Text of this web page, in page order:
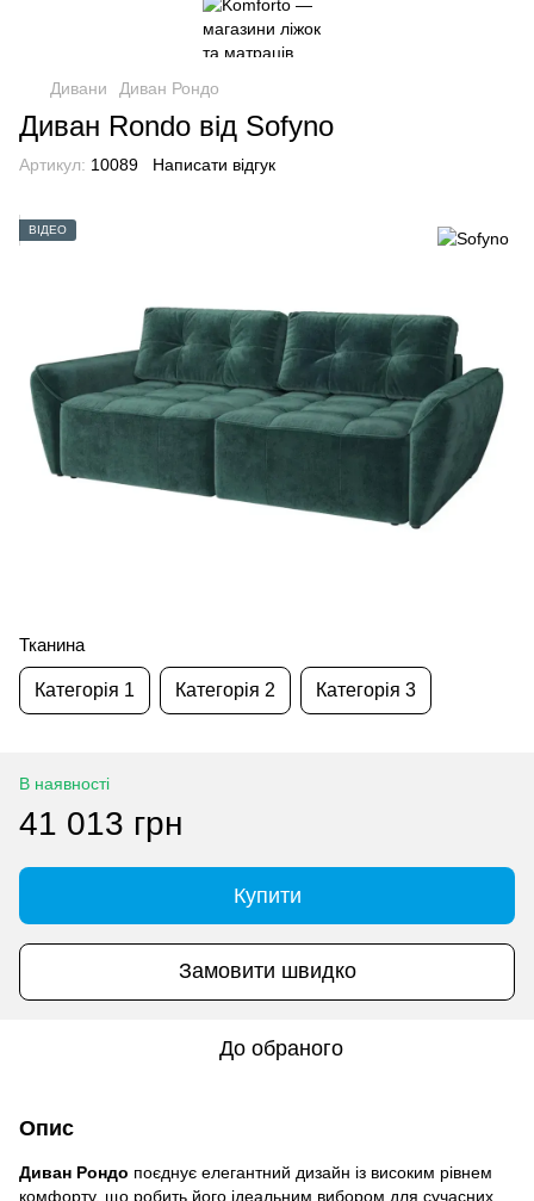
Дивани Диван Рондо
Диван Rondo від Sofyno
Артикул: 10089 Написати відгук
ВІДЕО
Тканина
Категорія 1 Категорія 2 Категорія 3
В наявності
41 013 грн
Купити
Замовити швидко
До обраного
Опис
Диван Рондо поєднує елегантний дизайн із високим рівнем
комфорту, що робить його ідеальним вибором для сучасних